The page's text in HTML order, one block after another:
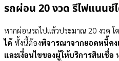
รถผ่อน 20 งวด รีไฟแนนซ์
หากผ่อนรถไปแล้วประมาณ 20 งวด โ
ได้ ทั้งนี้ต้องพิจารณาจากยอดหนี้คง
และเงื่อนไขของผู้ให้บริการสินเชื่อ